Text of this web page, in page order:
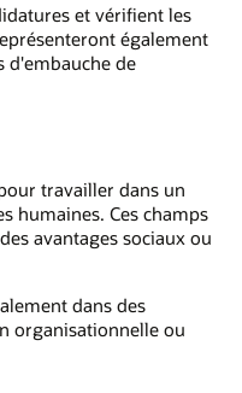
et vérifient les
également
d'embauche de
travailler dans un
humaines. Ces champs
avantages sociaux ou
dans des
organisationnelle ou